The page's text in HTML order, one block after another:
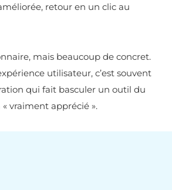
retour en un clic au
mais beaucoup de concret.
utilisateur, c’est souvent
qui fait basculer un outil du
vraiment apprécié ».